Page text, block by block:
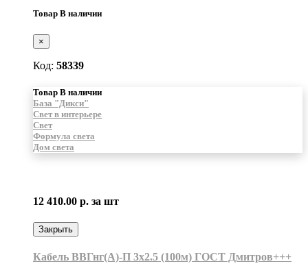
Товар В наличии
×
Код: 58339
Товар В наличии
База "Дикси"
Свет в интерьере
Свет
Формула света
Дом света
12 410.00 р. за шт
Закрыть
Кабель ВВГнг(А)-П 3х2.5 (100м) ГОСТ Дмитров+++